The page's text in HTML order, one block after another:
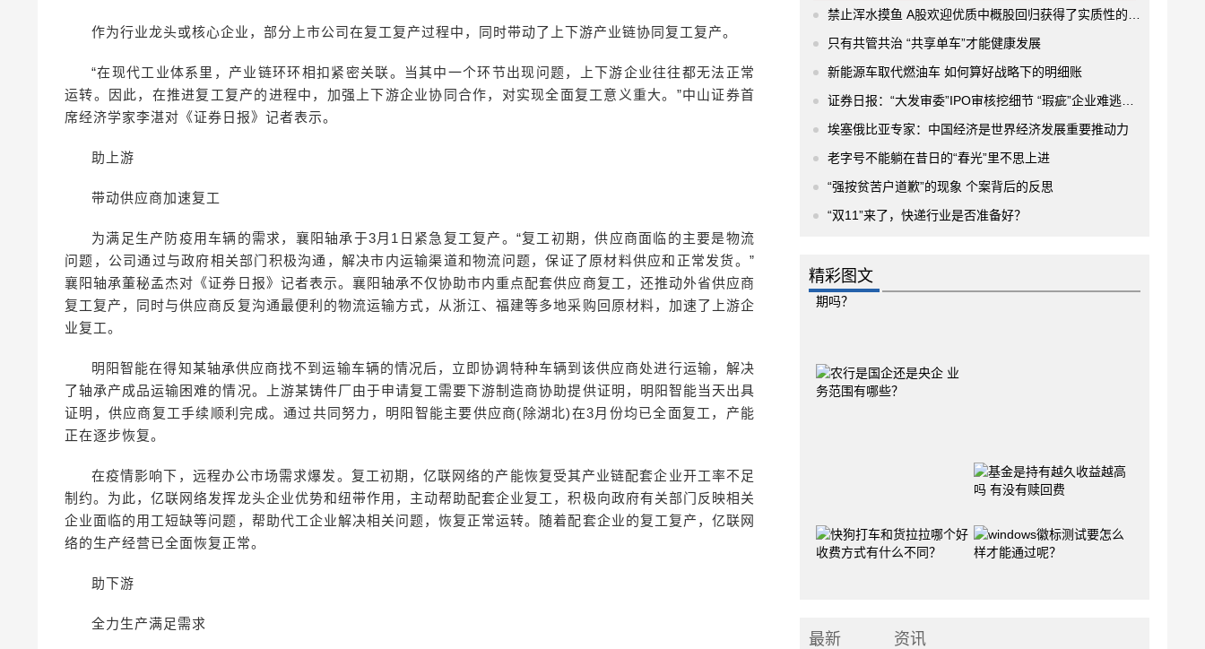
作为行业龙头或核心企业，部分上市公司在复工复产过程中，同时带动了上下游产业链协同复工复产。
“在现代工业体系里，产业链环环相扣紧密关联。当其中一个环节出现问题，上下游企业往往都无法正常
运转。因此，在推进复工复产的进程中，加强上下游企业协同合作，对实现全面复工意义重大。”中山证券首
席经济学家李湛对《证券日报》记者表示。
助上游
带动供应商加速复工
为满足生产防疫用车辆的需求，襄阳轴承于3月1日紧急复工复产。“复工初期，供应商面临的主要是物流
问题，公司通过与政府相关部门积极沟通，解决市内运输渠道和物流问题，保证了原材料供应和正常发货。”
襄阳轴承董秘孟杰对《证券日报》记者表示。襄阳轴承不仅协助市内重点配套供应商复工，还推动外省供应商
复工复产，同时与供应商反复沟通最便利的物流运输方式，从浙江、福建等多地采购回原材料，加速了上游企
业复工。
明阳智能在得知某轴承供应商找不到运输车辆的情况后，立即协调特种车辆到该供应商处进行运输，解决
了轴承产成品运输困难的情况。上游某铸件厂由于申请复工需要下游制造商协助提供证明，明阳智能当天出具
证明，供应商复工手续顺利完成。通过共同努力，明阳智能主要供应商(除湖北)在3月份均已全面复工，产能
正在逐步恢复。
在疫情影响下，远程办公市场需求爆发。复工初期，亿联网络的产能恢复受其产业链配套企业开工率不足
制约。为此，亿联网络发挥龙头企业优势和纽带作用，主动帮助配套企业复工，积极向政府有关部门反映相关
企业面临的用工短缺等问题，帮助代工企业解决相关问题，恢复正常运转。随着配套企业的复工复产，亿联网
络的生产经营已全面恢复正常。
助下游
全力生产满足需求
禁止浑水摸鱼 A股欢迎优质中概股回归获得了实质性的进展
只有共管共治 “共享单车”才能健康发展
新能源车取代燃油车 如何算好战略下的明细账
证券日报：“大发审委”IPO审核挖细节 “瑕疵”企业难逃法眼
埃塞俄比亚专家：中国经济是世界经济发展重要推动力
老字号不能躺在昔日的“春光”里不思上进
“强按贫苦户道歉”的现象 个案背后的反思
“双11”来了，快递行业是否准备好？
精彩图文
最新 资讯